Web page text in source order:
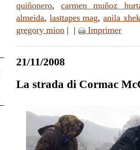
quiñonero,carmen muñoz
almeida, lasttapes mag, anila
gregory mion | | Imprimer
21/11/2008
La strada di Cormac